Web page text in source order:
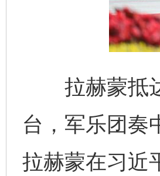
拉赫蒙抵达
台，军乐团奏
拉赫蒙在习近
习近平的博鳌关键词